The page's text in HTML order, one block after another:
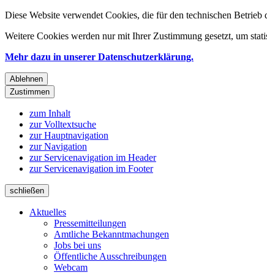
Diese Website verwendet Cookies, die für den technischen
Weitere Cookies werden nur mit Ihrer Zustimmung gesetzt, um
Mehr dazu in unserer Datenschutzerklärung.
Ablehnen
Zustimmen
zum Inhalt
zur Volltextsuche
zur Hauptnavigation
zur Navigation
zur Servicenavigation im Header
zur Servicenavigation im Footer
schließen
Aktuelles
Pressemitteilungen
Amtliche Bekanntmachungen
Jobs bei uns
Öffentliche Ausschreibungen
Webcam